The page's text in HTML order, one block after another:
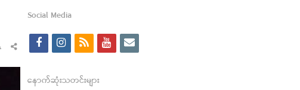
Share
post
Social Media
f
c
i
s
r
s
y
e
နောက်ဆုံးသတင်းများ